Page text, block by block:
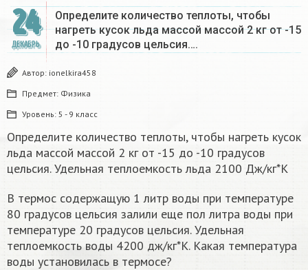
24
ДЕКАБРЬ
Определите количество теплоты, чтобы
нагреть кусок льда массой массой 2 кг от -15
до -10 градусов цельсия….
Автор: ionelkira458
Предмет: Физика
Уровень: 5 - 9 класс
Определите количество теплоты, чтобы нагреть кусок
льда массой массой 2 кг от -15 до -10 градусов
цельсия. Удельная теплоемкость льда 2100 Дж/кг*К
В термос содержащую 1 литр воды при температуре
80 градусов цельсия залили еще пол литра воды при
температуре 20 градусов цельсия. Удельная
теплоемкость воды 4200 дж/кг*К. Какая температура
воды установилась в термосе?